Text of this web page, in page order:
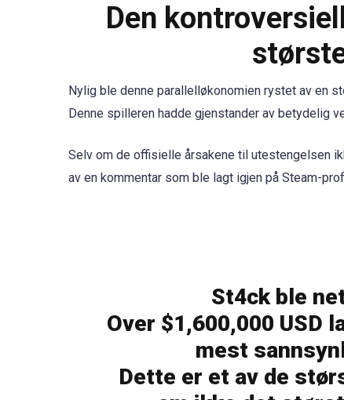
Den
Nylig ble denne parallelløkonomien rystet av en
Denne spilleren hadde gjenstander av betydelig
Selv om de offisielle årsakene til utestengelsen
av en kommentar som ble lagt igjen på Steam-
St4ck ble
Over $1,600,000 USD
mest
Dette er et av de